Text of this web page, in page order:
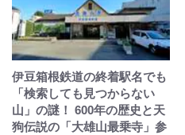
伊豆箱根鉄道の終着駅名でも
「検索しても見つからない
山」の謎！ 600年の歴史と天
狗伝説の「大雄山最乗寺」参